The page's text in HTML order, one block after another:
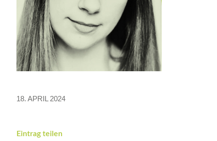
18. APRIL 2024
Eintrag teilen